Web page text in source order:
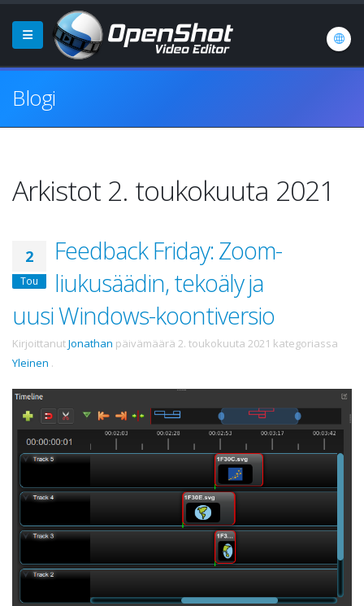
Blogi
Arkistot 2. toukokuuta 2021
2
Tou
Feedback Friday: Zoom-
liukusäädin, tekoäly ja
uusi Windows-koontiversio
KirjoittanutJonathan päivämäärä 2. toukokuuta 2021 kategoriassa
Yleinen .